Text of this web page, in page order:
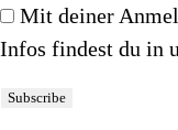
Mit deiner
Infos findest du in